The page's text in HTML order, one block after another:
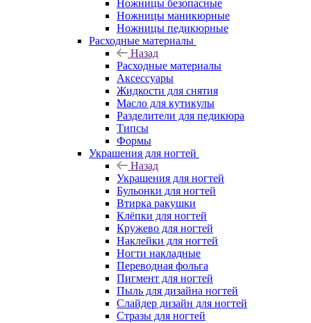
Ножницы безопасные
Ножницы маникюрные
Ножницы педикюрные
Расходные материалы
Назад
Расходные материалы
Аксессуары
Жидкости для снятия
Масло для кутикулы
Разделители для педикюра
Типсы
Формы
Украшения для ногтей
Назад
Украшения для ногтей
Бульонки для ногтей
Втирка ракушки
Клёпки для ногтей
Кружево для ногтей
Наклейки для ногтей
Ногти накладные
Переводная фольга
Пигмент для ногтей
Пыль для дизайна ногтей
Слайдер дизайн для ногтей
Стразы для ногтей